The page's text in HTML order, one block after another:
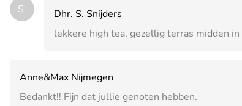
S.
Dhr. S. Snijders
lekkere high tea, gezellig terras midden
Anne&Max Nijmegen
Bedankt!! Fijn dat jullie genoten hebben.